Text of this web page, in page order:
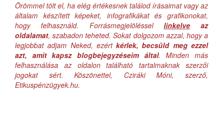
Örömmel tölt el, ha elég értékesnek találod írásaimat vagy az
általam készített képeket, infografikákat és grafikonokat,
hogy felhasználd. Forrásmegjelöléssel linkelveaz
oldalamat, szabadon teheted. Sokat dolgozom azzal, hogy a
legjobbat adjam Neked, ezértkérlek, becsüld meg ezzel
azt, amit kapsz blogbejegyzéseim által. Minden más
felhasználása az oldalon található tartalmaknak szerzői
jogokat sért. Köszönettel, Cziráki Móni, szerző,
Etikuspénzügyek.hu.